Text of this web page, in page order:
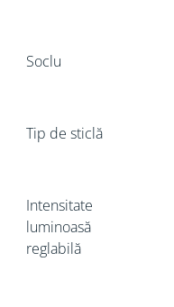
Soclu
Tip de sticlă
Intensitate
luminoasă
reglabilă